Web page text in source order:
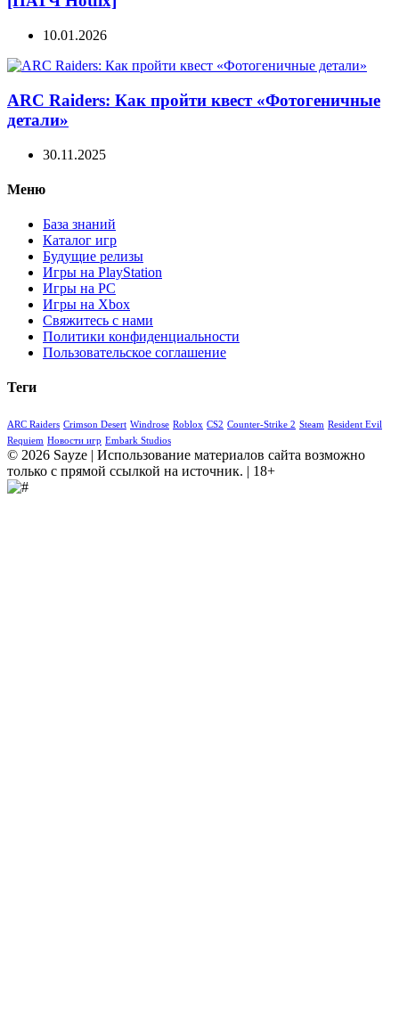
10.01.2026
ARC Raiders: Как пройти квест «Фотогеничные
детали»
30.11.2025
Меню
База знаний
Каталог игр
Будущие релизы
Игры на PlayStation
Игры на PC
Игры на Xbox
Свяжитесь с нами
Политики конфиденциальности
Пользовательское соглашение
Теги
ARC Raiders Crimson Desert Windrose Roblox CS2 Counter-Strike 2 Steam Resident Evil
Requiem Новости игр Embark Studios
© 2026 Sayze | Использование материалов сайта возможно
только с прямой ссылкой на источник. | 18+